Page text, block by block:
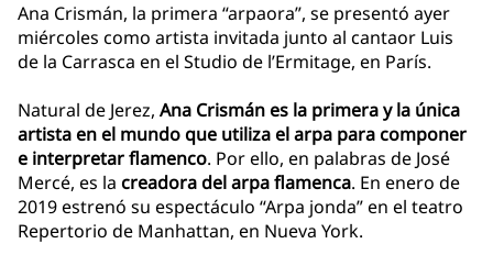
Ana Crismán, la primera “arpaora”, se presentó ayer
miércoles como artista invitada junto al cantaor Luis
de la Carrasca en el Studio de l’Ermitage, en París.
Natural de Jerez, Ana Crismán es la primera y la única
artista en el mundo que utiliza el arpa para componer
e interpretar flamenco. Por ello, en palabras de José
Mercé, es la creadora del arpa flamenca. En enero de
2019 estrenó su espectáculo “Arpa jonda” en el teatro
Repertorio de Manhattan, en Nueva York.